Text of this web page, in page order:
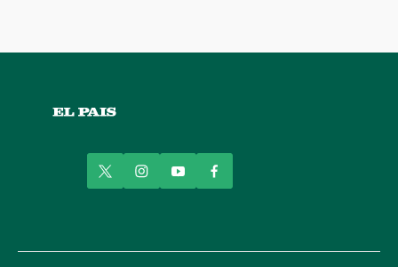
w
e
i
n
g
y
o
b
a
o